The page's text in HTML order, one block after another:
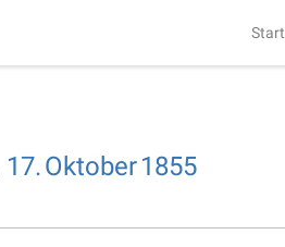
Start
17.Oktober1855